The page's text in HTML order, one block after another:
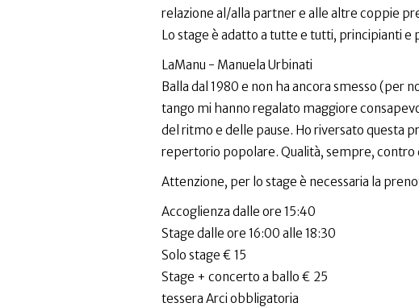
relazione al/alla partner e alle altre coppie
Lo stage è adatto a tutte e tutti, principianti e
LaManu - Manuela Urbinati
Balla dal 1980 e non ha ancora smesso (per
tango mi hanno regalato maggiore
del ritmo e delle pause. Ho riversato questa
repertorio popolare. Qualità, sempre, contro
Attenzione, per lo stage è necessaria la
Accoglienza dalle ore 15:40
Stage dalle ore 16:00 alle 18:30
Solo stage € 15
Stage + concerto a ballo € 25
tessera Arci obbligatoria